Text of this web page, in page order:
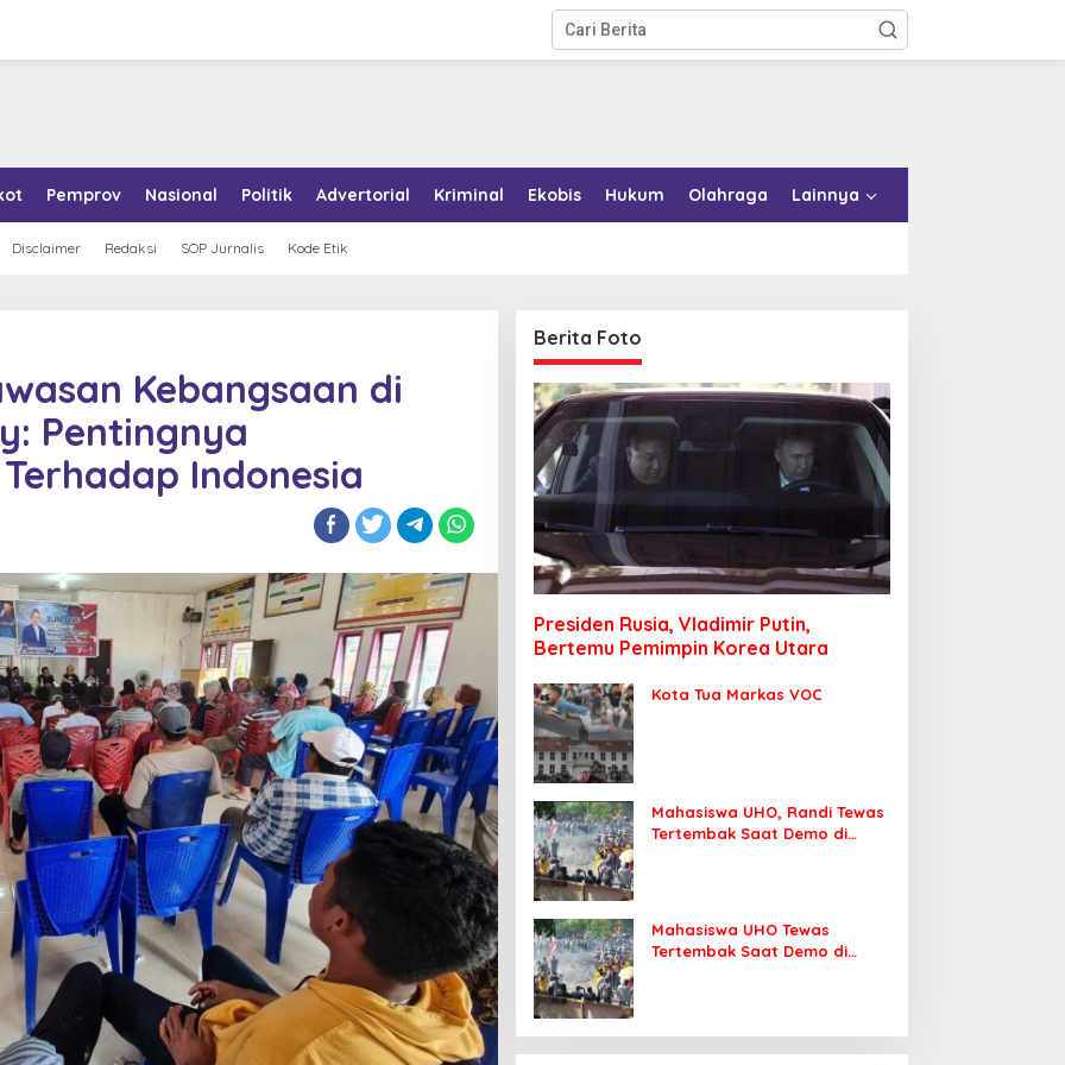
Pemprov Nasional Politik Advertorial Kriminal Ekobis Hukum Olahraga Lainnya
Disclaimer Redaksi SOP Jurnalis Kode Etik
Kebangsaan di
Pentingnya
Indonesia
Berita Foto
Presiden Rusia, Vladimir Putin,
Bertemu Pemimpin Korea Utara
Kota Tua Markas VOC
Mahasiswa UHO, Randi Tewas
Tertembak Saat Demo di
Mahasiswa UHO Tewas
Tertembak Saat Demo di